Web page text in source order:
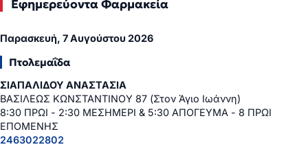
Εφημερεύοντα Φαρμακεία
Παρασκευή, 7 Αυγούστου 2026
Πτολεμαΐδα
ΣΙΑΠΑΛΙΔΟΥ ΑΝΑΣΤΑΣΙΑ
ΒΑΣΙΛΕΩΣ ΚΩΝΣΤΑΝΤΙΝΟΥ 87 (Στον Άγιο Ιωάννη)
8:30 ΠΡΩΙ - 2:30 ΜΕΣΗΜΕΡΙ & 5:30 ΑΠΟΓΕΥΜΑ - 8 ΠΡΩΙ
ΕΠΟΜΕΝΗΣ
2463022802